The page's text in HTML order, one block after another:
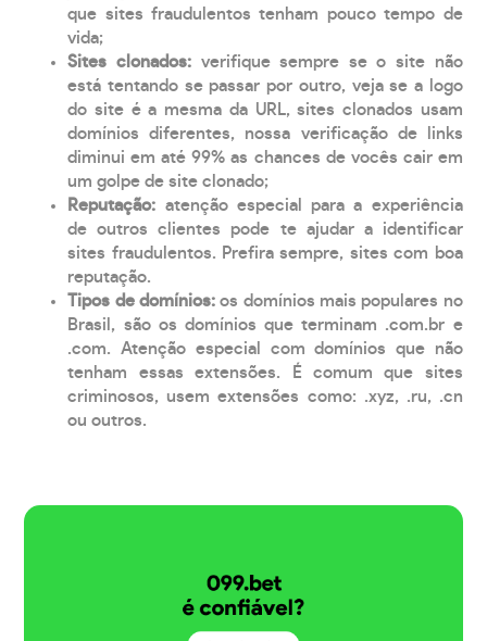
que sites fraudulentos tenham pouco tempo de
vida;
Sites clonados: verifique sempre se o site não
está tentando se passar por outro, veja se a logo
do site é a mesma da URL, sites clonados usam
domínios diferentes, nossa verificação de links
diminui em até 99% as chances de vocês cair em
um golpe de site clonado;
Reputação: atenção especial para a experiência
de outros clientes pode te ajudar a identificar
sites fraudulentos. Prefira sempre, sites com boa
reputação.
Tipos de domínios:os domínios mais populares no
Brasil, são os domínios que terminam .com.br e
.com. Atenção especial com domínios que não
tenham essas extensões. É comum que sites
criminosos, usem extensões como: .xyz, .ru, .cn
ou outros.